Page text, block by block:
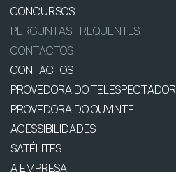
CONCURSOS
PERGUNTAS FREQUENTES
CONTACTOS
CONTACTOS
PROVEDORA DO TELESPECTADOR
PROVEDORA DO OUVINTE
ACESSIBILIDADES
SATÉLITES
A EMPRESA